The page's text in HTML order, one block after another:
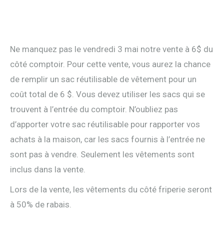
Ne manquez pas le vendredi 3 mai notre vente à 6$ du
côté comptoir. Pour cette vente, vous aurez la chance
de remplir un sac réutilisable de vêtement pour un
coût total de 6 $. Vous devez utiliser les sacs qui se
trouvent à l’entrée du comptoir. N’oubliez pas
d’apporter votre sac réutilisable pour rapporter vos
achats à la maison, car les sacs fournis à l’entrée ne
sont pas à vendre. Seulement les vêtements sont
inclus dans la vente.
Lors de la vente, les vêtements du côté friperie seront
à 50% de rabais.